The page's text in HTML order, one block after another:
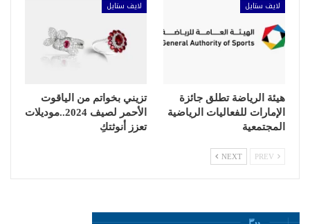
لايف ستايل
هيئة الرياضة تطلق جائزة
الإمارات للفعاليات الرياضية
المجتمعية
لايف ستايل
تزيني بخواتم من الياقوت
الأحمر لصيف 2024..موديلات
تعزز أنوثتكِ
NEXT